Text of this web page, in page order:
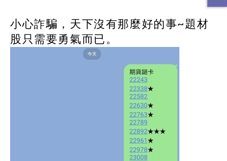
小心詐騙，天下沒有那麼好的事~題材
股只需要勇氣而已。